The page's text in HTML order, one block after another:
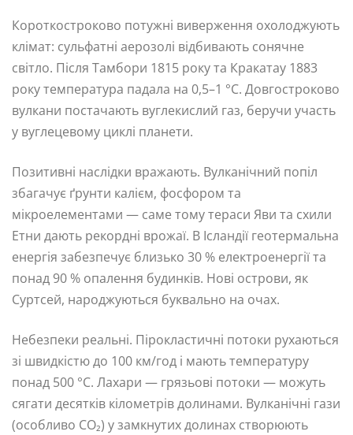
Короткостроково потужні виверження охолоджують
клімат: сульфатні аерозолі відбивають сонячне
світло. Після Тамбори 1815 року та Кракатау 1883
року температура падала на 0,5–1 °C. Довгостроково
вулкани постачають вуглекислий газ, беручи участь
у вуглецевому циклі планети.
Позитивні наслідки вражають. Вулканічний попіл
збагачує ґрунти калієм, фосфором та
мікроелементами — саме тому тераси Яви та схили
Етни дають рекордні врожаї. В Ісландії геотермальна
енергія забезпечує близько 30 % електроенергії та
понад 90 % опалення будинків. Нові острови, як
Суртсей, народжуються буквально на очах.
Небезпеки реальні. Пірокластичні потоки рухаються
зі швидкістю до 100 км/год і мають температуру
понад 500 °C. Лахари — грязьові потоки — можуть
сягати десятків кілометрів долинами. Вулканічні гази
(особливо CO₂) у замкнутих долинах створюють